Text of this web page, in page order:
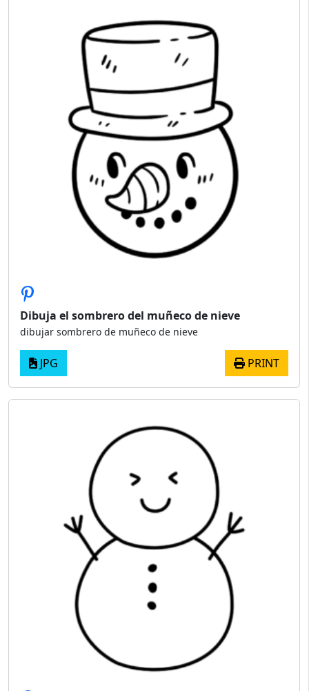
Dibuja el sombrero del muñeco de nieve
dibujar sombrero de muñeco de nieve
JPG PRINT